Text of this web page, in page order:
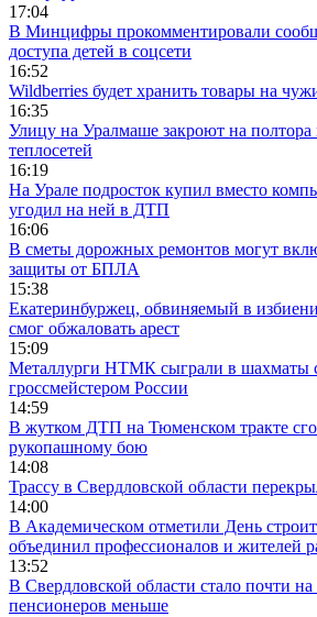
17:04
В Минцифры прокомментировали
доступа детей в соцсети
16:52
Wildberries будет хранить товары на
16:35
Улицу на Уралмаше закроют на полтора
теплосетей
16:19
На Урале подросток купил вместо
угодил на ней в ДТП
16:06
В сметы дорожных ремонтов могут
защиты от БПЛА
15:38
Екатеринбуржец, обвиняемый в
смог обжаловать арест
15:09
Металлурги НТМК сыграли в шахматы
гроссмейстером России
14:59
В жутком ДТП на Тюменском тракте
рукопашному бою
14:08
Трассу в Свердловской области
14:00
В Академическом отметили День
объединил профессионалов и жителей
13:52
В Свердловской области стало почти на
пенсионеров меньше